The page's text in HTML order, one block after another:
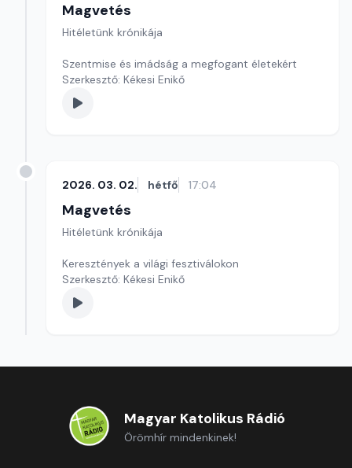
Magvetés
Hitéletünk krónikája
Szentmise és imádság a megfogant életekért
Szerkesztő: Kékesi Enikő
2026. 03. 02. hétfő 17:04
Magvetés
Hitéletünk krónikája
Keresztények a világi fesztiválokon
Szerkesztő: Kékesi Enikő
Magyar Katolikus Rádió
Örömhír mindenkinek!